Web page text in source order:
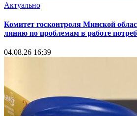
Актуально
Комитет госконтроля Минской
линию по проблемам в работе
04.08.26 16:39